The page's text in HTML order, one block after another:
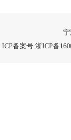
ICP备案号:浙ICP备